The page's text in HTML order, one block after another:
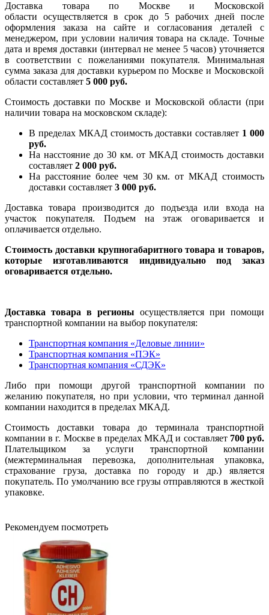
Доставка товара по Москве и Московской
области осуществляется в срок до 5 рабочих дней после
оформления заказа на сайте и согласования деталей с
менеджером, при условии наличия товара на складе. Точные
дата и время доставки (интервал не менее 5 часов) уточняется
в соответствии с пожеланиями покупателя. Минимальная
сумма заказа для доставки курьером по Москве и Московской
области составляет 5 000 руб.
Стоимость доставки по Москве и Московской области (при
наличии товара на московском складе):
В пределах МКАД стоимость доставки составляет 1 000
руб.
На насcтояние до 30 км. от МКАД стоимость доставки
составляет 2 000 руб.
На расстояние более чем 30 км. от МКАД стоимость
доставки составляет 3 000 руб.
Доставка товара производится до подъезда или входа на
участок покупателя. Подъем на этаж оговаривается и
оплачивается отдельно.
Стоимость доставки крупногабаритного товара и товаров,
которые изготавливаются индивидуально под заказ
оговаривается отдельно.
Доставка товара в регионы осуществляется при помощи
транспортной компании на выбор покупателя:
Транспортная компания «Деловые линии»
Транспортная компания «ПЭК»
Транспортная компания «СДЭК»
Либо при помощи другой транспортной компании по
желанию покупателя, но при условии, что терминал данной
компании находится в пределах МКАД.
Стоимость доставки товара до терминала транспортной
компании в г. Москве в пределах МКАД и составляет 700 руб.
Плательщиком за услуги транспортной компании
(межтерминальная перевозка, дополнительная упаковка,
страхование груза, доставка по городу и др.) является
покупатель. По умолчанию все грузы отправляются в жесткой
упаковке.
Рекомендуем посмотреть